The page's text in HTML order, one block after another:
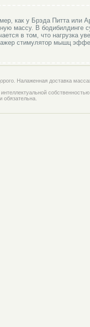
как у Брэда Питта или
массу. В бодибилдинге
в том, что нагрузка
стимулятор мышц
Налаженная доставка
собственностью
обязательна.